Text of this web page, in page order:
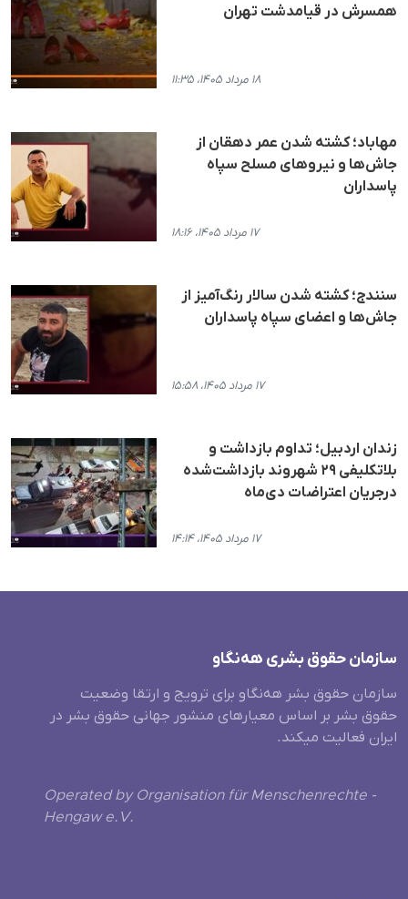
همسرش در قیامدشت تهران
۱۸ مرداد ۱۴۰۵، ۱۱:۳۵
مهاباد؛ کشته شدن عمر دهقان از
جاش‌ها و نیروهای مسلح سپاه
پاسداران
۱۷ مرداد ۱۴۰۵، ۱۸:۱۶
سنندج؛ کشته شدن سالار رنگ‌آمیز از
جاش‌ها و اعضای سپاه پاسداران
۱۷ مرداد ۱۴۰۵، ۱۵:۵۸
زندان اردبیل؛ تداوم بازداشت و
بلاتکلیفی ۲۹ شهروند بازداشت‌شده
درجریان اعتراضات دی‌ماه
۱۷ مرداد ۱۴۰۵، ۱۴:۱۴
سازمان حقوق بشری هەنگاو
سازمان حقوق بشر هه‌نگاو برای ترویج و ارتقا وضعیت
حقوق بشر بر اساس معیارهای منشور جهانی حقوق بشر در
ایران فعالیت میکند.
Operated by Organisation für Menschenrechte -
Hengaw e.V.